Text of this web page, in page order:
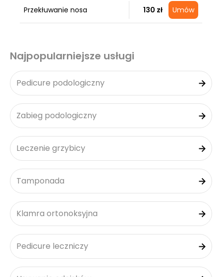
Przekłuwanie nosa 130 zł Umów
Najpopularniejsze usługi
Pedicure podologiczny
Zabieg podologiczny
Leczenie grzybicy
Tamponada
Klamra ortonoksyjna
Pedicure leczniczy